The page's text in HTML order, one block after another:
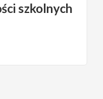
szkolnych